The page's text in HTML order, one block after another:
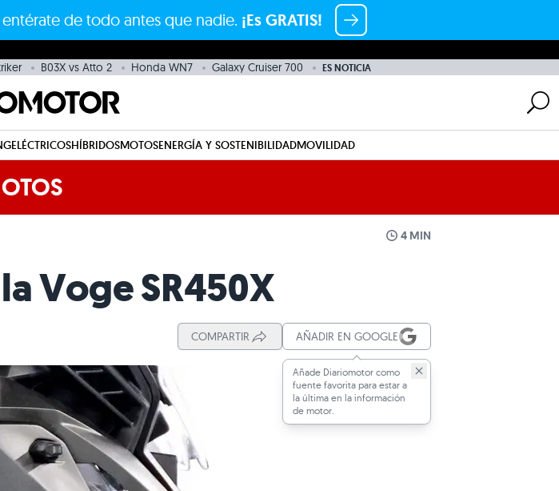
de todo antes que nadie. ¡Es GRATIS!
B03X vs Atto 2 Honda WN7 Galaxy Cruiser 700 ES NOTICIA
ELÉCTRICOSHÍBRIDOSMOTOSENERGÍA Y SOSTENIBILIDADMOVILIDAD
4 MIN
Voge SR450X
COMPARTIR AÑADIR EN GOOGLE
Añade Diariomotor como
fuente favorita para estar a
la última en la información
de motor.